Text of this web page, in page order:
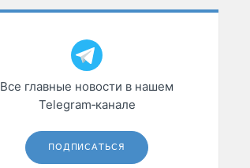
Все главные новости в нашем
Telegram‑канале
ПОДПИСАТЬСЯ